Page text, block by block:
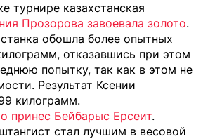
турнире казахстанская
Прозорова завоевала золото.
обошла более опытных
отказавшись при этом
попытку, так как в этом не
Результат Ксении
килограмм.
принес Бейбарыс Ерсеит.
стал лучшим в весовой